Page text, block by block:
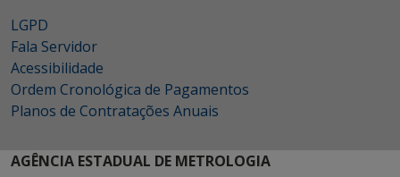
LGPD
Fala Servidor
Acessibilidade
Ordem Cronológica de Pagamentos
Planos de Contratações Anuais
AGÊNCIA ESTADUAL DE METROLOGIA